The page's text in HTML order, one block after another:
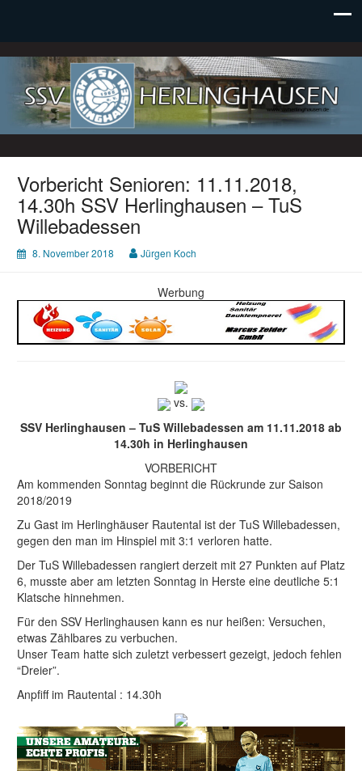
SSV Herlinghausen e. V.
Vorbericht Senioren: 11.11.2018,
14.30h SSV Herlinghausen – TuS
Willebadessen
8. November 2018 Jürgen Koch
Werbung
vs.
SSV Herlinghausen – TuS Willebadessen am 11.11.2018 ab
14.30h in Herlinghausen
VORBERICHT
Am kommenden Sonntag beginnt die Rückrunde zur Saison
2018/2019
Zu Gast im Herlinghäuser Rautental ist der TuS Willebadessen,
gegen den man im Hinspiel mit 3:1 verloren hatte.
Der TuS Willebadessen rangiert derzeit mit 27 Punkten auf Platz
6, musste aber am letzten Sonntag in Herste eine deutliche 5:1
Klatsche hinnehmen.
Für den SSV Herlinghausen kann es nur heißen: Versuchen,
etwas Zählbares zu verbuchen.
Unser Team hatte sich zuletzt verbessert gezeigt, jedoch fehlen
“Dreier”.
Anpfiff im Rautental : 14.30h